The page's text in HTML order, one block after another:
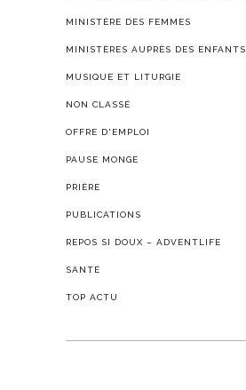
MINISTÈRE DES FEMMES
MINISTÈRES AUPRÈS DES ENFANTS
MUSIQUE ET LITURGIE
NON CLASSÉ
OFFRE D'EMPLOI
PAUSE MONGE
PRIÈRE
PUBLICATIONS
REPOS SI DOUX – ADVENTLIFE
SANTÉ
TOP ACTU